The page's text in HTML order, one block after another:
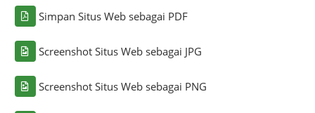
Simpan Situs Web sebagai PDF
Screenshot Situs Web sebagai JPG
Screenshot Situs Web sebagai PNG